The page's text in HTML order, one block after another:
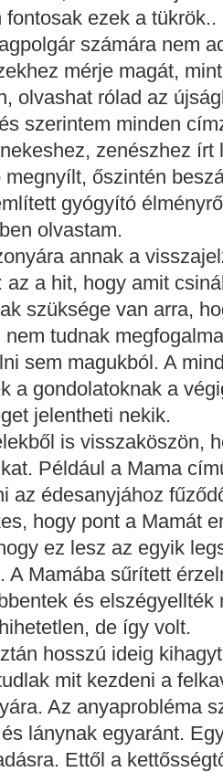
fontosak ezek a tükrök..
számára nem
mérje magát,
olvashat rólad az
szerintem minden
zenészhez
megnyílt, őszintén
gyógyító
olvastam.
annak a
az a hit, hogy amit
szüksége van arra,
nem tudnak
sem magukból. A
a gondolatoknak a
jelentheti nekik.
is visszaköszön,
Például a Mama
az édesanyjához
hogy pont a Mamát
ez lesz az egyik
A Mamába sűrített
és
de így volt.
hosszú ideig
mit kezdeni a
Az anyaprobléma
lánynak egyaránt.
Ettől a